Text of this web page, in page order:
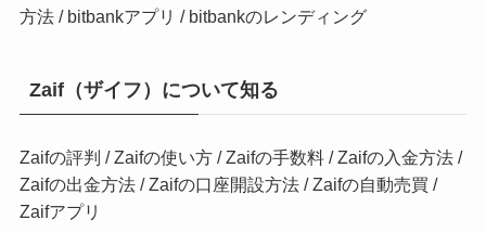
方法/ bitbankアプリ / bitbankのレンディング
Zaif（ザイフ）について知る
Zaifの評判 /Zaifの使い方 /Zaifの手数料/Zaifの入金方法/
Zaifの出金方法/Zaifの口座開設方法/Zaifの自動売買 /
Zaifアプリ